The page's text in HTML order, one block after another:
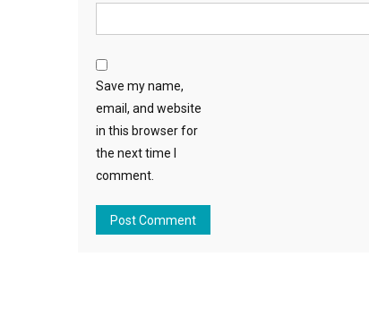
Save my name,
email, and website
in this browser for
the next time I
comment.